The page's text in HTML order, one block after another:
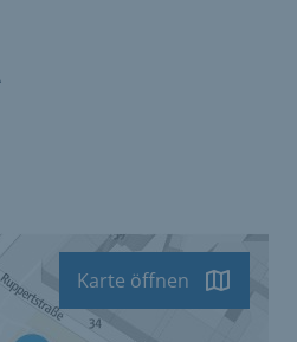
Karte öffnen